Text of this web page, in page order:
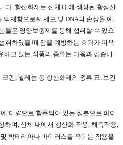
다. 항산화제는 신체 내에 생성된 활성산
억제함으로써 세포 및 DNA의 손상을 예
들은 영양보충제를 통해 섭취할 수 있으
취하였을 때 암을 예방하는 효과가 더욱
하고 있는 식품의 종류는 다음과 같습니
미량으로 함유되어 있는 성분으로 파이
하며, 신체 내에서 항산화 작용, 해독작용,
박테리아나 바이러스를 죽이는 작용을